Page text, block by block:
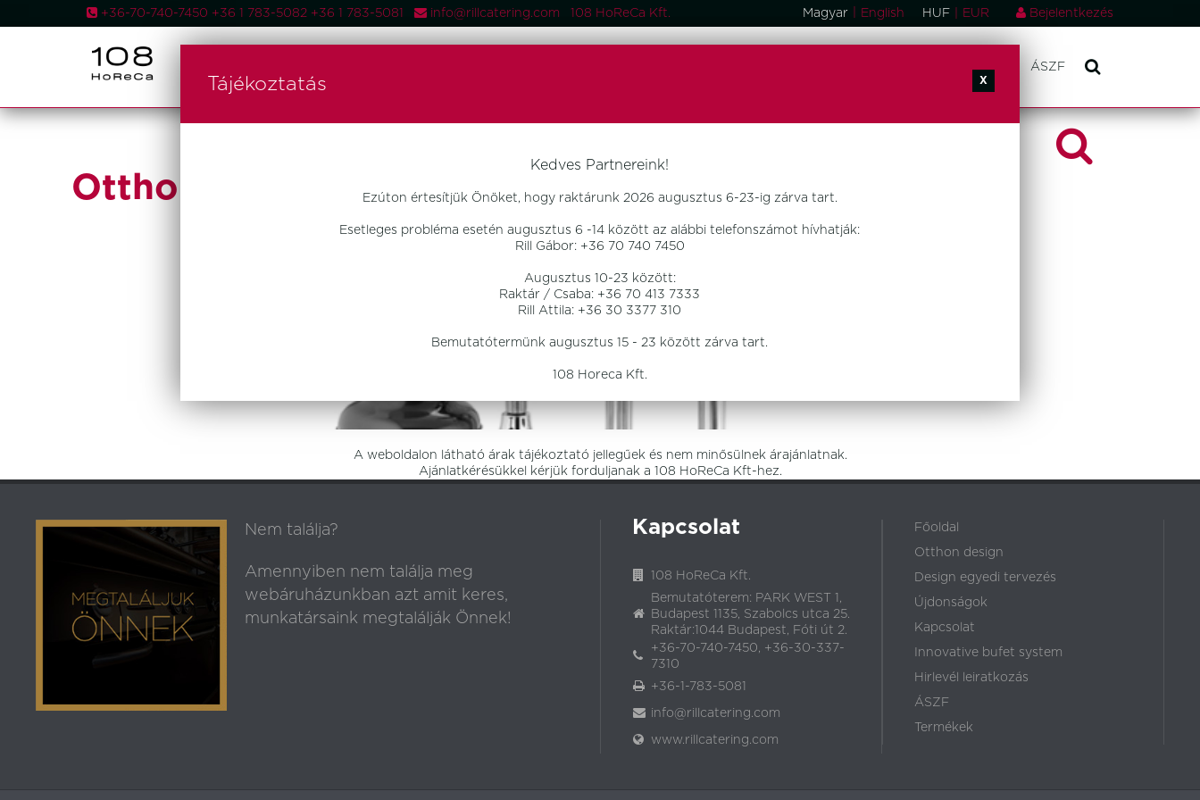
Tájékoztatás X
Kedves Partnereink!
Ezúton értesítjük Önöket, hogy raktárunk 2026 augusztus 6-23-ig zárva tart.
Esetleges probléma esetén augusztus 6 -14 között az alábbi telefonszámot hívhatják:
Rill Gábor: +36 70 740 7450
Augusztus 10-23 között:
Raktár / Csaba: +36 70 413 7333
Rill Attila: +36 30 3377 310
Bemutatótermünk augusztus 15 - 23 között zárva tart.
108 Horeca Kft.
+36-70-740-7450 +36 1 783-5082 +36 1 783-5081 info@rillcatering.com 108 HoReCa Kft. Bejelentkezés
HUF EUR
Magyar English
KAPCSOLAT ÁSZF
Otthon Design
A weboldalon látható árak tájékoztató jellegűek és nem minősülnek árajánlatnak.
Ajánlatkérésükkel kérjük forduljanak a 108 HoReCa Kft-hez.
Nem találja?
Amennyiben nem találja meg
webáruházunkban azt amit keres,
munkatársaink megtalálják Önnek!
Kapcsolat
108 HoReCa Kft.
Bemutatóterem: PARK WEST 1,
Budapest 1135, Szabolcs utca 25.
Raktár:1044 Budapest, Fóti út 2.
+36-70-740-7450, +36-30-337-
7310
+36-1-783-5081
info@rillcatering.com
www.rillcatering.com
Főoldal
Otthon design
Design egyedi tervezés
Újdonságok
Kapcsolat
Innovative bufet system
Hirlevél leiratkozás
ÁSZF
Termékek